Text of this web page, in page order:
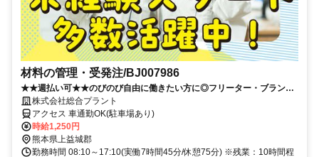
材料の管理・受発注/BJ007986
★★週払い可★★のびのび自由に働きたい方に◎フリーター・ブランク
ある方歓迎
株式会社総合プラント
アクセス 車通勤OK(駐車場あり)
時給1,250円
熊本県上益城郡
勤務時間 08:10～17:10(実働7時間45分/休憩75分) ※残業：10時間程